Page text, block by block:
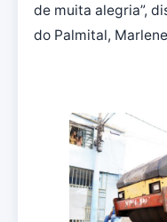
de muita alegria”,
do Palmital,